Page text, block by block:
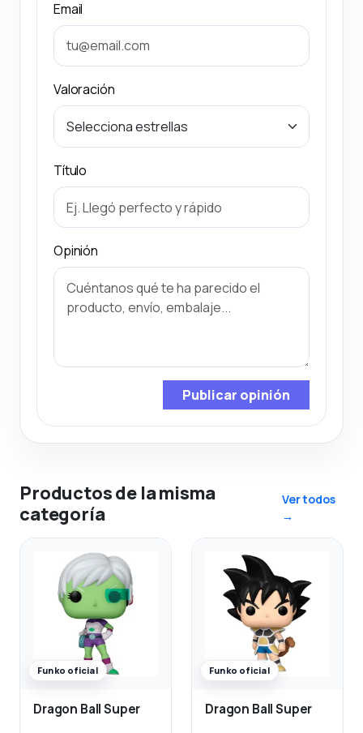
Email
Valoración
Título
Opinión
Publicar opinión
Productos de la misma
categoría
Ver todos
→
Funko oficial
Dragon Ball Super
Funko oficial
Dragon Ball Super